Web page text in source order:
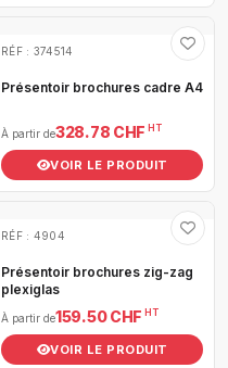
RÉF : 374514
Présentoir brochures cadre A4
À partir de328.78 CHF HT
VOIR LE PRODUIT
RÉF : 4904
Présentoir brochures zig-zag
plexiglas
À partir de159.50 CHF HT
VOIR LE PRODUIT